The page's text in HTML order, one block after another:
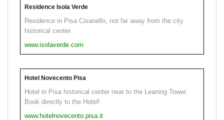
Residence Isola Verde
Residence in Pisa Cisanello, not far away from the city
historical center.
www.isolaverde.com
Hotel Novecento Pisa
Hotel in Pisa historical center near to the Leaning Tower.
Book directly to the Hotel!
www.hotelnovecento.pisa.it